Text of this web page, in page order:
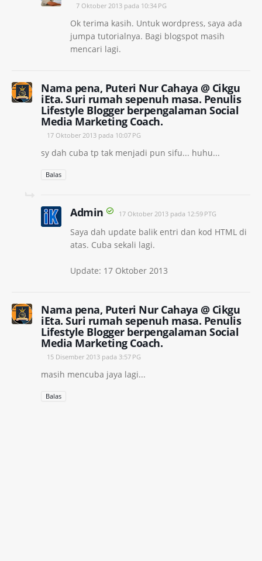
7 Oktober 2013 pada 10:34 PG
Ok terima kasih. Untuk wordpress, saya ada
jumpa tutorialnya. Bagi blogspot masih
mencari lagi.
Nama pena, Puteri Nur Cahaya @ Cikgu
iEta. Suri rumah sepenuh masa. Penulis
Lifestyle Blogger berpengalaman Social
Media Marketing Coach.
17 Oktober 2013 pada 10:07 PG
sy dah cuba tp tak menjadi pun sifu... huhu...
Balas
Admin 17 Oktober 2013 pada 12:59 PTG
Saya dah update balik entri dan kod HTML di
atas. Cuba sekali lagi.
Update: 17 Oktober 2013
Nama pena, Puteri Nur Cahaya @ Cikgu
iEta. Suri rumah sepenuh masa. Penulis
Lifestyle Blogger berpengalaman Social
Media Marketing Coach.
15 Disember 2013 pada 3:57 PG
masih mencuba jaya lagi...
Balas